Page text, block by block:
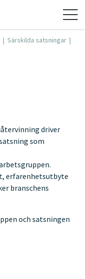
| Särskilda satsningar |
driver
som
erfarenhetsutbyte
branschens
och satsningen